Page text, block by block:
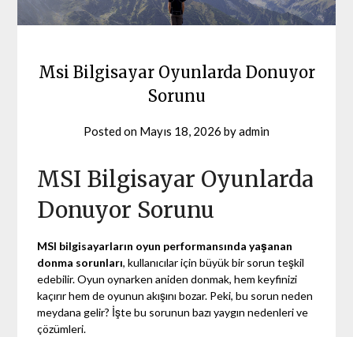
Msi Bilgisayar Oyunlarda Donuyor
Sorunu
Posted on Mayıs 18, 2026 byadmin
MSI Bilgisayar Oyunlarda
Donuyor Sorunu
MSI bilgisayarların oyun performansında yaşanan
donma sorunları, kullanıcılar için büyük bir sorun teşkil
edebilir. Oyun oynarken aniden donmak, hem keyfinizi
kaçırır hem de oyunun akışını bozar. Peki, bu sorun neden
meydana gelir? İşte bu sorunun bazı yaygın nedenleri ve
çözümleri.